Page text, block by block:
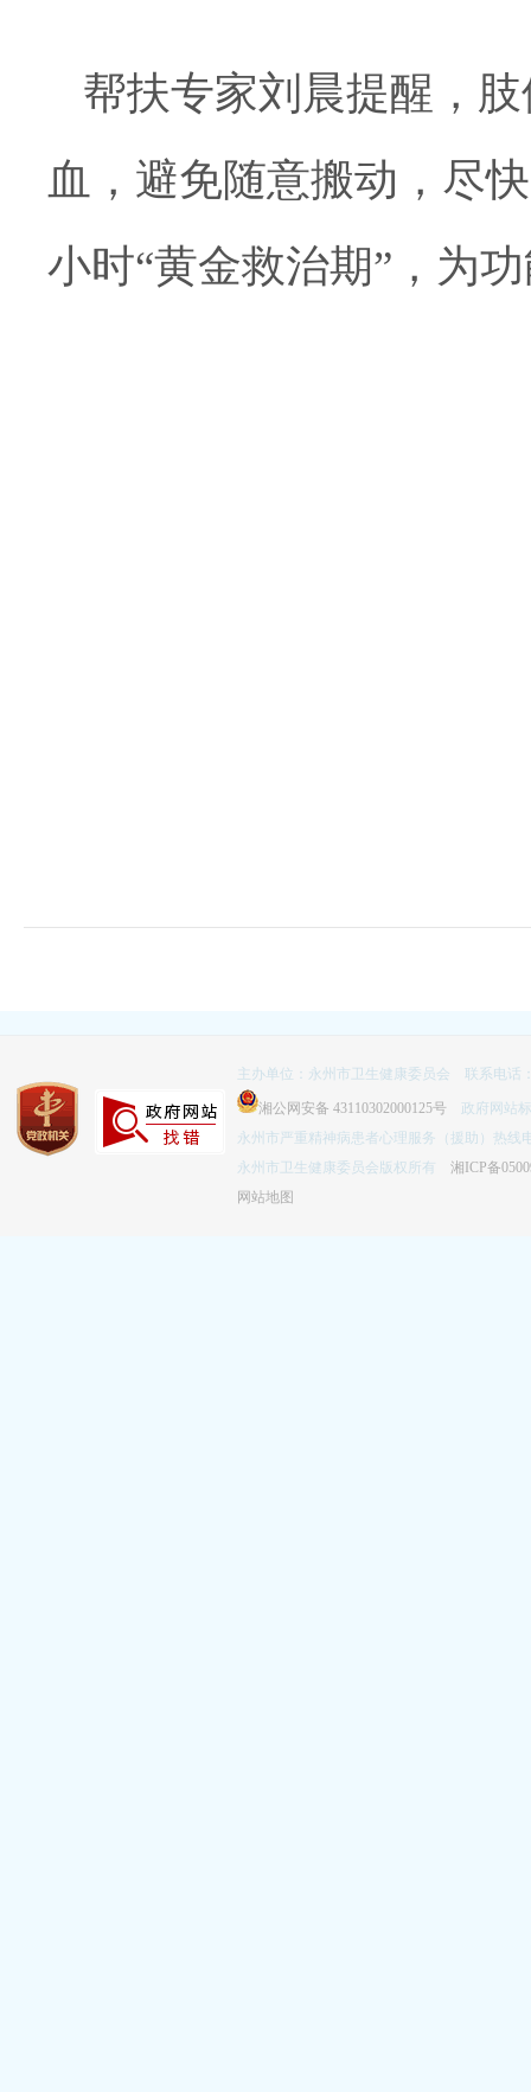
帮扶专家刘晨提醒，
血，避免随意搬动，尽
小时“黄金救治期”，为
主办单位：永州市卫生健康委员会 联系电话
湘公网安备 43110302000125号 政府网站标
永州市严重精神病患者心理服务（援助）热线
永州市卫生健康委员会版权所有 湘ICP备
网站地图